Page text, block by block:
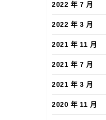
2022 年 7 月
2022 年 3 月
2021 年 11 月
2021 年 7 月
2021 年 3 月
2020 年 11 月